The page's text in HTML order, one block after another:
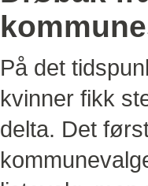
På det
kvinner fikk
delta. Det